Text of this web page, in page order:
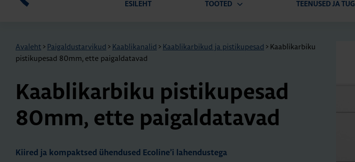
ESILEHT TOOTED TEENUSED JA TUGI
Avaleht > Paigaldustarvikud > Kaablikanalid > Kaablikarbikud ja pistikupesad > Kaablikarbiku
pistikupesad 80mm, ette paigaldatavad
Kaab­li­kar­biku pis­ti­ku­pe­sad
80mm, ette pai­gal­da­ta­vad
Kiired ja kompaktsed ühendused Ecoline’i lahendustega